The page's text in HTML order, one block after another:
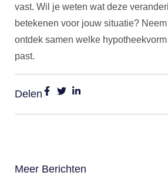
vast. Wil je weten wat deze
betekenen voor jouw situatie?
ontdek samen welke
past.
Delen
Meer Berichten